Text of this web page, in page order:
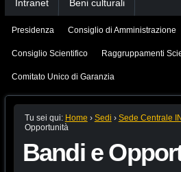
Intranet Beni culturali
Presidenza Consiglio di Amministrazione
Consiglio Scientifico Raggruppamenti
Comitato Unico di Garanzia
Tu sei qui: Home › Sedi › Sede Centrale
Opportunità
Bandi e